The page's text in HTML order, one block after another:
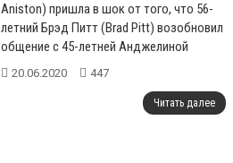
Aniston) пришла в шок от того, что 56-
летний Брэд Питт (Brad Pitt) возобновил
общение с 45-летней Анджелиной
Джоли (Angelina Jolie). Актрисе к...
20.06.2020 447
Читать далее